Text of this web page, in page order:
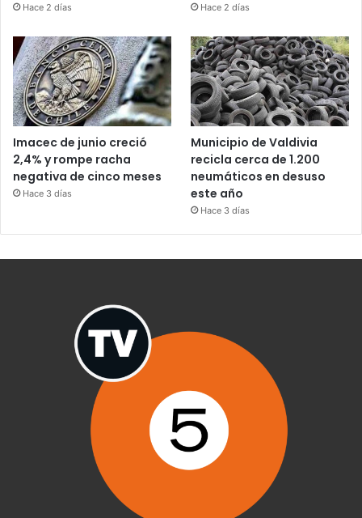
Hace 2 días Hace 2 días
Imacec de junio creció
2,4% y rompe racha
negativa de cinco meses
Hace 3 días
Municipio de Valdivia
recicla cerca de 1.200
neumáticos en desuso
este año
Hace 3 días